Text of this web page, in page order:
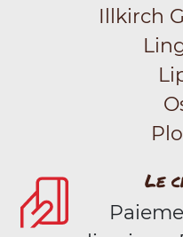
Illkirch
Le